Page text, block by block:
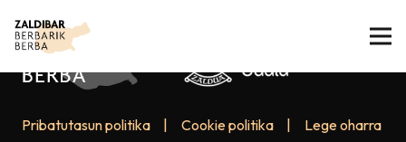
Pribatutasun politika Cookie politika Lege oharra